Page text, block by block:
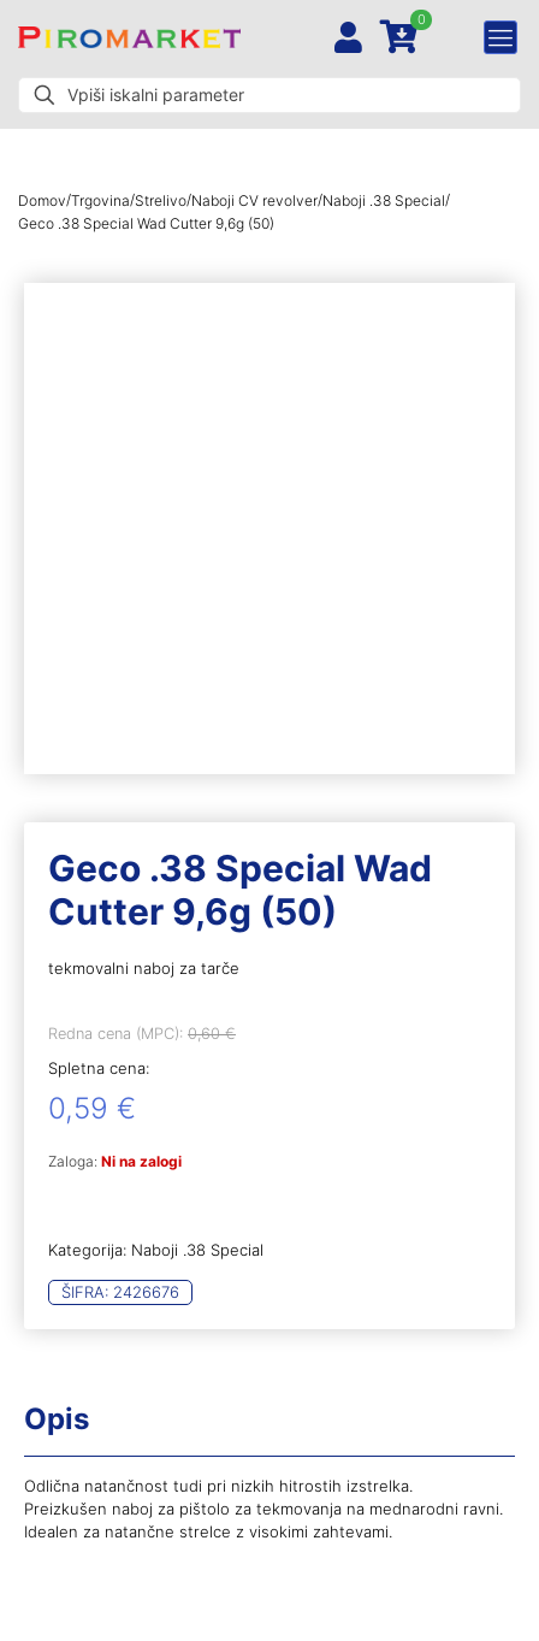
0
Domov/Trgovina/Strelivo/Naboji CV revolver/Naboji .38 Special/
Geco .38 Special Wad Cutter 9,6g (50)
Geco .38 Special Wad
Cutter 9,6g (50)
tekmovalni naboj za tarče
Redna cena (MPC): 0,60€
Spletna cena:
0,59 €
Zaloga: Ni na zalogi
Kategorija: Naboji .38 Special
ŠIFRA: 2426676
Opis
Odlična natančnost tudi pri nizkih hitrostih izstrelka.
Preizkušen naboj za pištolo za tekmovanja na mednarodni ravni.
Idealen za natančne strelce z visokimi zahtevami.